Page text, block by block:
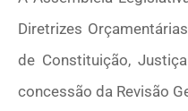
Diretrizes
de Constituição,
concessão da Revisão